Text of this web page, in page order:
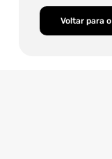
Voltar para